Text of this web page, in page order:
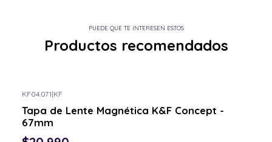
PUEDE QUE TE INTERESEN ESTOS
Productos recomendados
KF04.071|KF
Tapa de Lente Magnética K&F Concept -
67mm